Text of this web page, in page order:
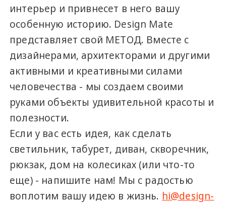
интерьер и привнесет в него вашу
особенную историю. Design Mate
представляет свой МЕТОД. Вместе с
дизайнерами, архитекторами и другими
активными и креативными силами
человечества - мы создаем своими
руками объекты удивительной красоты и
полезности.
Если у вас есть идея, как сделать
светильник, табурет, диван, скворечник,
рюкзак, дом на колесиках (или что-то
еще) - напишите нам! Мы с радостью
воплотим вашу идею в жизнь. hi@design-